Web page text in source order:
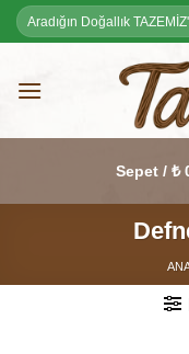
Skip
to
Ara:
Sepet / ₺